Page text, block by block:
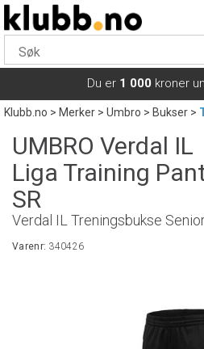
Du er 1 000 kroner
Klubb.no>Merker>Umbro>Bukser>
UMBRO Verdal IL
Liga Training
SR
Verdal IL Treningsbukse
Varenr: 340426